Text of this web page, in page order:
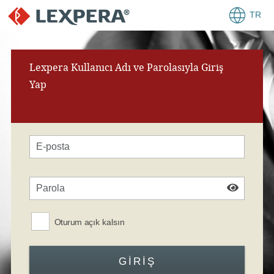
TR
Lexpera Kullanıcı Adı ve Parolasıyla Giriş
Yap
Oturum açık kalsın
GIRIŞ